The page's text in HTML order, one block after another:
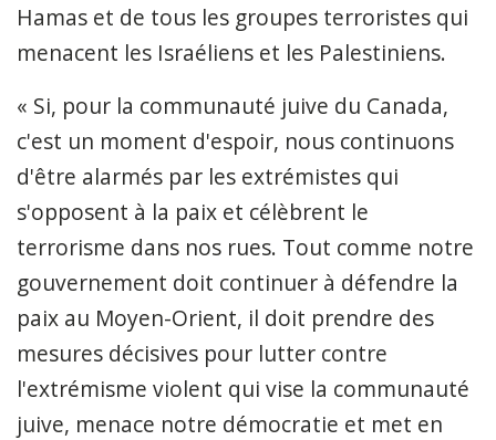
Hamas et de tous les groupes terroristes qui
menacent les Israéliens et les Palestiniens.
« Si, pour la communauté juive du Canada,
c'est un moment d'espoir, nous continuons
d'être alarmés par les extrémistes qui
s'opposent à la paix et célèbrent le
terrorisme dans nos rues. Tout comme notre
gouvernement doit continuer à défendre la
paix au Moyen-Orient, il doit prendre des
mesures décisives pour lutter contre
l'extrémisme violent qui vise la communauté
juive, menace notre démocratie et met en